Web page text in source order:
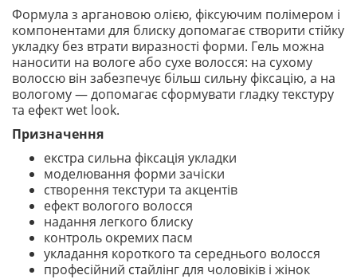
Формула з аргановою олією, фіксуючим полімером і
компонентами для блиску допомагає створити стійку
укладку без втрати виразності форми. Гель можна
наносити на вологе або сухе волосся: на сухому
волоссю він забезпечує більш сильну фіксацію, а на
вологому — допомагає сформувати гладку текстуру
та ефект wet look.
Призначення
екстра сильна фіксація укладки
моделювання форми зачіски
створення текстури та акцентів
ефект вологого волосся
надання легкого блиску
контроль окремих пасм
укладання короткого та середнього волосся
професійний стайлінг для чоловіків і жінок